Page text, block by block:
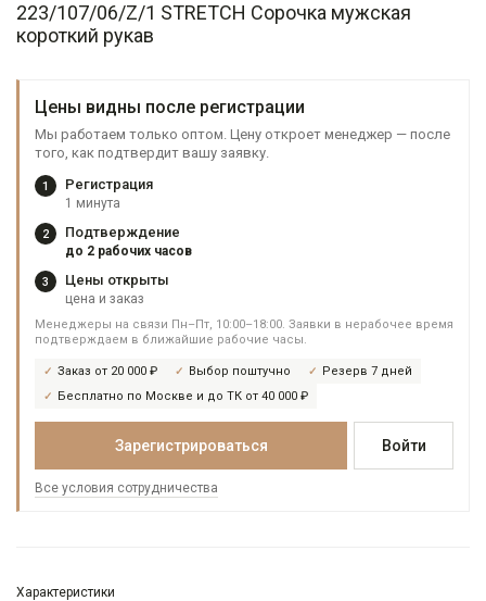
223/107/06/Z/1 STRETCH Сорочка мужская
короткий рукав
Цены видны после регистрации
Мы работаем только оптом. Цену откроет менеджер — после
того, как подтвердит вашу заявку.
1 Регистрация
1 минута
2 Подтверждение
до 2 рабочих часов
3 Цены открыты
цена и заказ
Менеджеры на связи Пн–Пт, 10:00–18:00. Заявки в нерабочее время
подтверждаем в ближайшие рабочие часы.
Заказ от 20 000 ₽ Выбор поштучно
Резерв 7 дней
Бесплатно по Москве и до ТК от 40 000 ₽
Зарегистрироваться Войти
Все условия сотрудничества
Характеристики